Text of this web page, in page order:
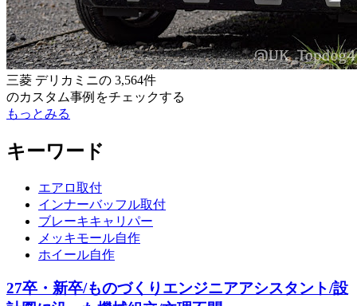
三菱 デリカミニの 3,564件
のカスタム事例をチェックする
もっとみる
キーワード
エアロ取付
インナーバッフル取付
ブレーキキャリパー
メッキモール自作
ホイール自作
27卒・新卒/ものづくりエンジニアアシスタント/設